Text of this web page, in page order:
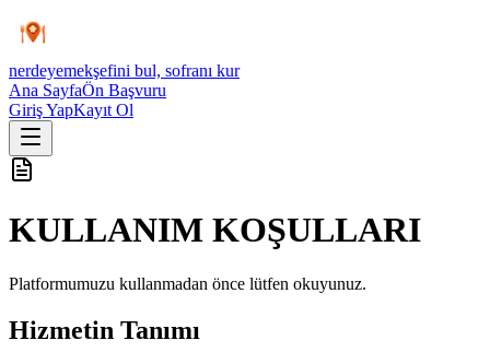
nerdeyemekşefini bul, sofranı kur
Ana SayfaÖn Başvuru
Giriş YapKayıt Ol
KULLANIM KOŞULLARI
Platformumuzu kullanmadan önce lütfen okuyunuz.
Hizmetin Tanımı